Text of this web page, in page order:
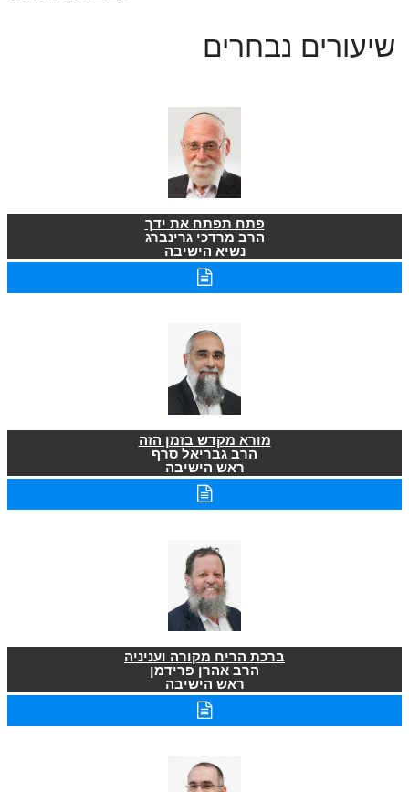
שיעורים נבחרים
פתח תפתח את ידך
הרב מרדכי גרינברג
נשיא הישיבה
מורא מקדש בזמן הזה
הרב גבריאל סרף
ראש הישיבה
ברכת הריח מקורה ועניניה
הרב אהרן פרידמן
ראש הישיבה